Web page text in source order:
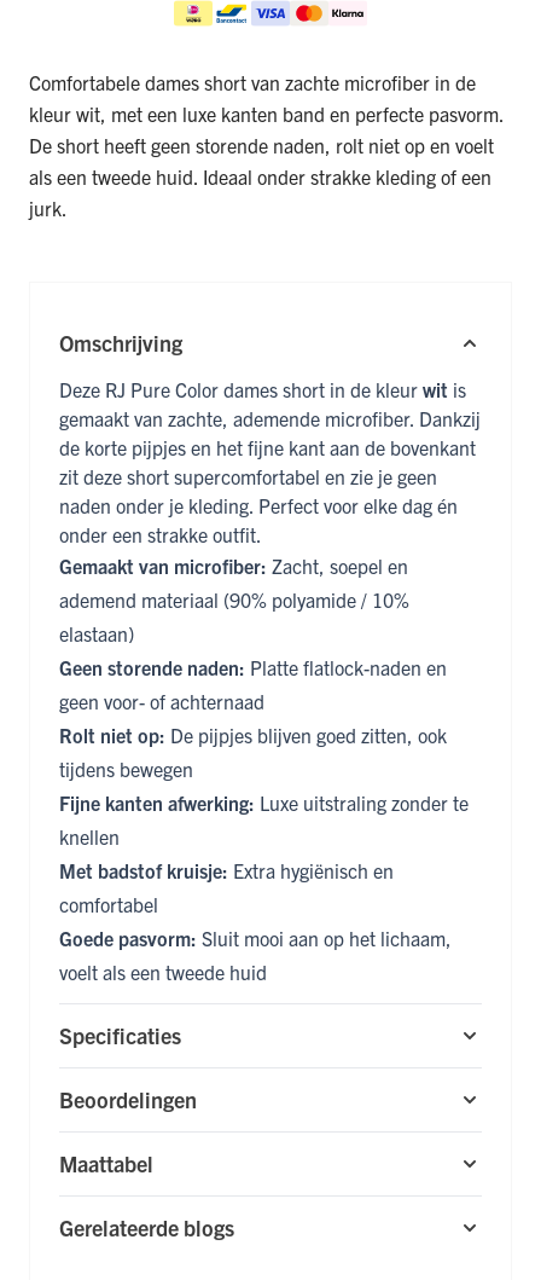
Comfortabele dames short van zachte microfiber in de
kleur wit, met een luxe kanten band en perfecte pasvorm.
De short heeft geen storende naden, rolt niet op en voelt
als een tweede huid. Ideaal onder strakke kleding of een
jurk.
Omschrijving
Deze RJ Pure Color dames short in de kleur wit is
gemaakt van zachte, ademende microfiber. Dankzij
de korte pijpjes en het fijne kant aan de bovenkant
zit deze short supercomfortabel en zie je geen
naden onder je kleding. Perfect voor elke dag én
onder een strakke outfit.
Gemaakt van microfiber: Zacht, soepel en
ademend materiaal (90% polyamide / 10%
elastaan)
Geen storende naden: Platte flatlock-naden en
geen voor- of achternaad
Rolt niet op: De pijpjes blijven goed zitten, ook
tijdens bewegen
Fijne kanten afwerking: Luxe uitstraling zonder te
knellen
Met badstof kruisje: Extra hygiënisch en
comfortabel
Goede pasvorm: Sluit mooi aan op het lichaam,
voelt als een tweede huid
Specificaties
Beoordelingen
Maattabel
Gerelateerde blogs